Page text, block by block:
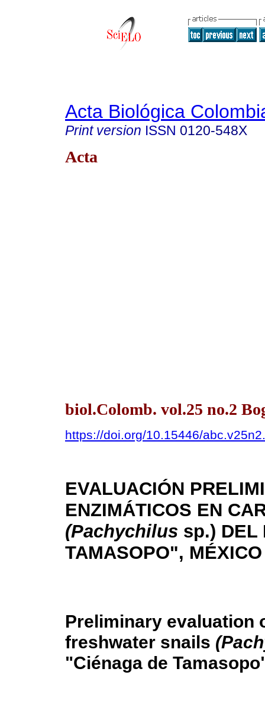
Acta Biológica
Print version ISSN 0120-548X
Acta
biol.Colomb. vol.25 no.2
https://doi.org/10.15446/
EVALUACIÓN
ENZIMÁTICOS EN
(Pachychilus sp.) DEL
TAMASOPO", MÉXICO
Preliminary evaluation
freshwater snails
"Ciénaga de